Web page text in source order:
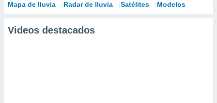
Mapa de lluvia Radar de lluvia Satélites Modelos
Videos destacados